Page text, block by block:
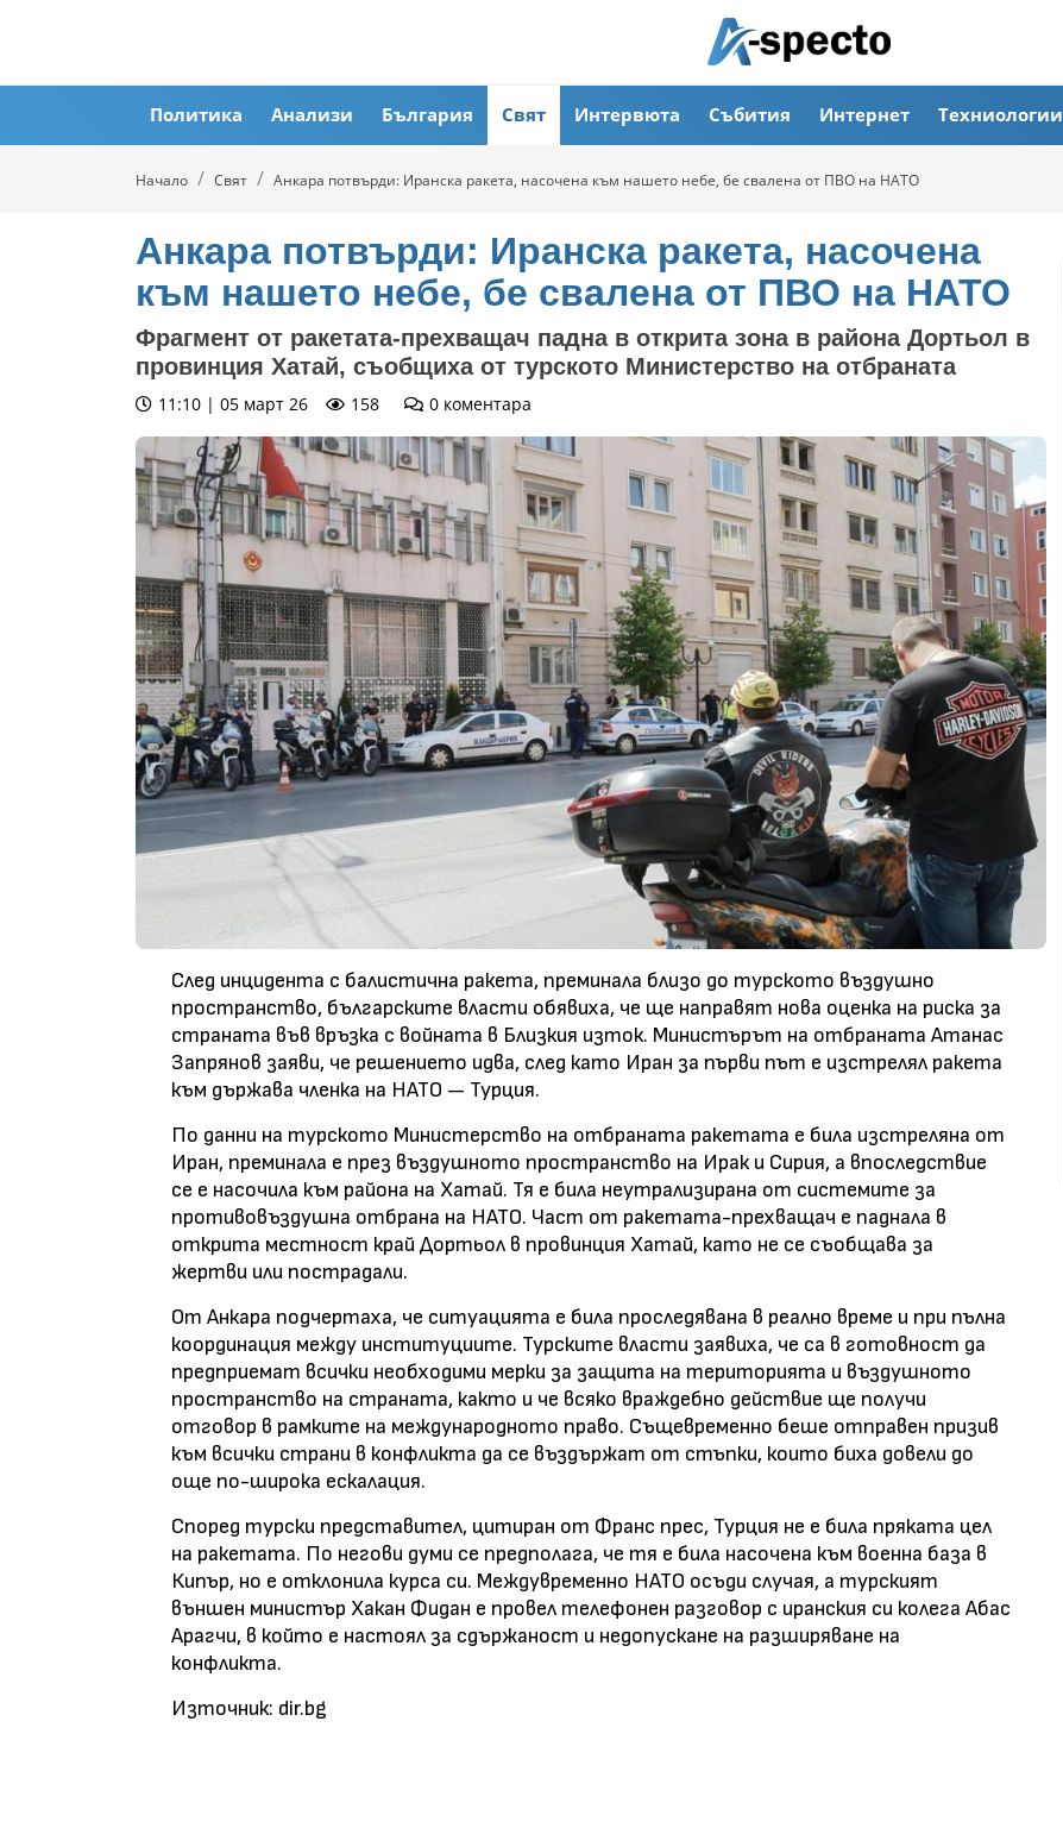
Политика Анализи България Свят Интервюта Събития Интернет Техниологии
Начало Свят Анкара потвърди: Иранска ракета, насочена към нашето небе, бе свалена от ПВО на НАТО
Анкара потвърди: Иранска ракета, насочена
към нашето небе, бе свалена от ПВО на НАТО
Фрагмент от ракетата-прехващач падна в открита зона в района Дортьол в
провинция Хатай, съобщиха от турското Министерство на отбраната
11:10 | 05 март 26 158 0 коментара
След инцидента с балистична ракета, преминала близо до турското въздушно
пространство, българските власти обявиха, че ще направят нова оценка на риска за
страната във връзка с войната в Близкия изток. Министърът на отбраната Атанас
Запрянов заяви, че решението идва, след като Иран за първи път е изстрелял ракета
към държава членка на НАТО — Турция.
По данни на турското Министерство на отбраната ракетата е била изстреляна от
Иран, преминала е през въздушното пространство на Ирак и Сирия, а впоследствие
се е насочила към района на Хатай. Тя е била неутрализирана от системите за
противовъздушна отбрана на НАТО. Част от ракетата-прехващач е паднала в
открита местност край Дортьол в провинция Хатай, като не се съобщава за
жертви или пострадали.
От Анкара подчертаха, че ситуацията е била проследявана в реално време и при пълна
координация между институциите. Турските власти заявиха, че са в готовност да
предприемат всички необходими мерки за защита на територията и въздушното
пространство на страната, както и че всяко враждебно действие ще получи
отговор в рамките на международното право. Същевременно беше отправен призив
към всички страни в конфликта да се въздържат от стъпки, които биха довели до
още по-широка ескалация.
Според турски представител, цитиран от Франс прес, Турция не е била пряката цел
на ракетата. По негови думи се предполага, че тя е била насочена към военна база в
Кипър, но е отклонила курса си. Междувременно НАТО осъди случая, а турският
външен министър Хакан Фидан е провел телефонен разговор с иранския си колега Абас
Арагчи, в който е настоял за сдържаност и недопускане на разширяване на
конфликта.
Източник: dir.bg